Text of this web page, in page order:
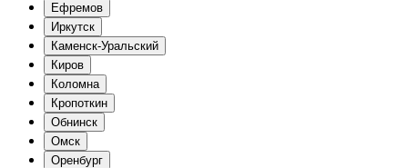
Ефремов
Иркутск
Каменск-Уральский
Киров
Коломна
Кропоткин
Обнинск
Омск
Оренбург